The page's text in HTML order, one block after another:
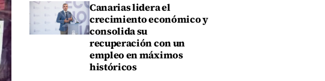
Canarias lidera el
crecimiento económico y
consolida su
recuperación con un
empleo en máximos
históricos